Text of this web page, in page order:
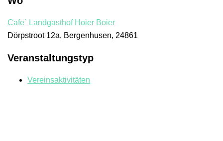
Cafe´ Landgasthof Hoier Boier
Dörpstroot 12a, Bergenhusen, 24861
Veranstaltungstyp
Vereinsaktivitäten